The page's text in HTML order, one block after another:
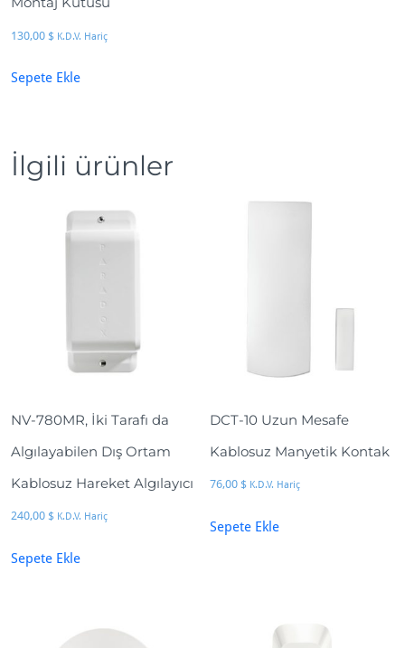
130,00 $ K.D.V. Hariç
Sepete Ekle
İlgili ürünler
NV-780MR, İki Tarafı da
Algılayabilen Dış Ortam
Kablosuz Hareket Algılayıcı
240,00 $ K.D.V. Hariç
Sepete Ekle
DCT-10 Uzun Mesafe
Kablosuz Manyetik Kontak
76,00 $ K.D.V. Hariç
Sepete Ekle